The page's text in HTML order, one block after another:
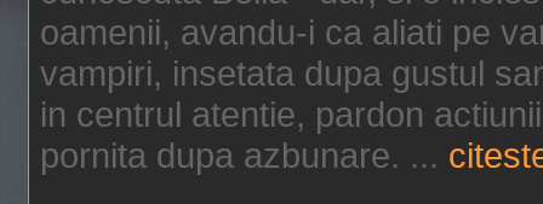
oamenii, avandu-i ca aliati pe
vampiri, insetata dupa gustul
in centrul atentie, pardon
pornita dupa azbunare. ...